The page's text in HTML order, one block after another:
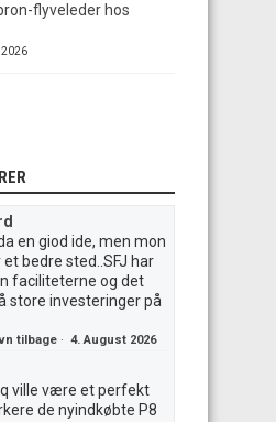
flyveleder hos
en giod ide, men mon
et bedre sted..SFJ har
faciliteterne og det
store investeringer på
tilbage · 4. August 2026
ville være et perfekt
de nyindkøbte P8